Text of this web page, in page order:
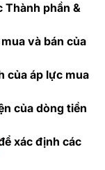
tab)
Thành phần &
và bán của
của áp lực mua
của dòng tiền
in a new tab)
xác định các